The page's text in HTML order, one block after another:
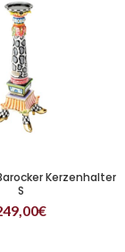
Kerzenhalter
S
€